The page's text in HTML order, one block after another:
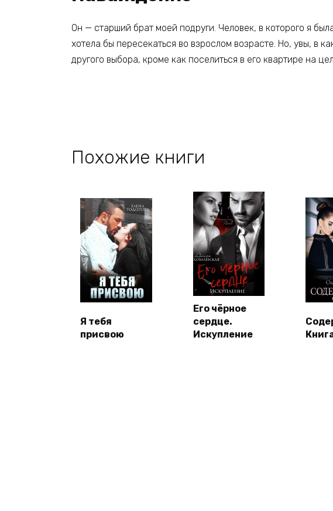
Он — старший брат моей подруги. Человек, в которого я
хотела бы пересекаться во взрослом возрасте. Но, увы, в
другого выбора, кроме как поселиться в его квартире на
Похожие книги
Я тебя
присвою
Его чёрное
сердце.
Искупление